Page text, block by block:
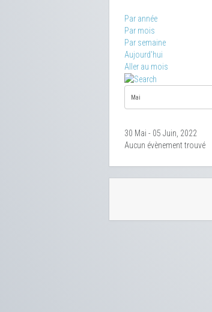
Par année
Par mois
Par semaine
Aujourd'hui
Aller au mois
30 Mai - 05 Juin, 2022
Aucun évènement trouvé